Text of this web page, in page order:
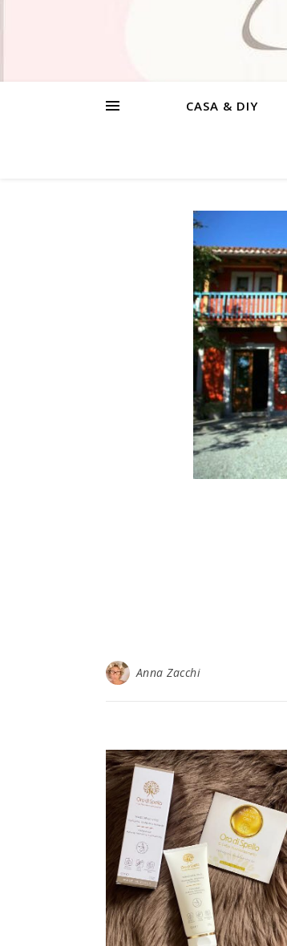
CASA & DIY
Anna Zacchi